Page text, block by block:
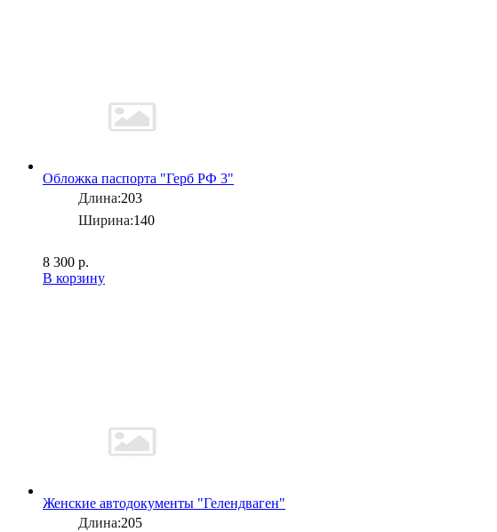
Обложка паспорта "Герб РФ 3"
Длина:203
Ширина:140
8 300 р.
В корзину
Женские автодокументы "Гелендваген"
Длина:205